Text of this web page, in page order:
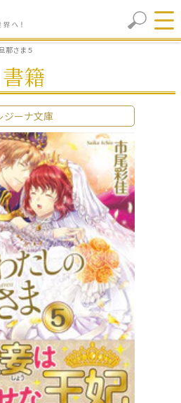
那さま５
書籍
ジーナ文庫